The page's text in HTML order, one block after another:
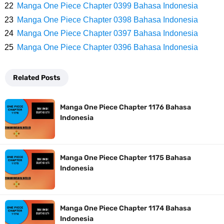
Bersama Keluarga
Arti Bendera Seychelles, Negara Kepulauan Yang Terletak Di
Sama Sekali
7 Fakta Queen One Piece, All Star Yang Jadi Penanggung Jawab
Penjara Udon
7 Fakta Brook One Piece, Mantan Kapten Yang Poster Bountynya
Poster Konser
Manga One Piece Chapter 0399 Bahasa Indonesia
Manga One Piece Chapter 0398 Bahasa Indonesia
Manga One Piece Chapter 0397 Bahasa Indonesia
Manga One Piece Chapter 0396 Bahasa Indonesia
Related Posts
Manga One Piece Chapter 1176 Bahasa
Indonesia
Manga One Piece Chapter 1175 Bahasa
Indonesia
Manga One Piece Chapter 1174 Bahasa
Indonesia